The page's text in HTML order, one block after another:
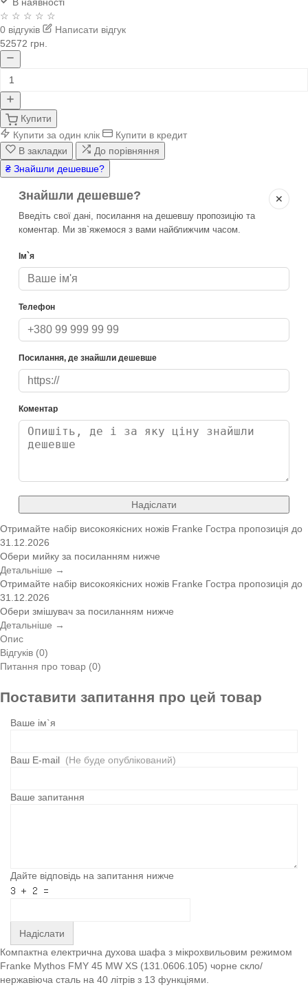
В наявності
☆ ☆ ☆ ☆ ☆
0 відгуків
Написати відгук
52572 грн.
Купити
Купити за один клік
Купити в кредит
В закладки
До порівняння
₴ Знайшли дешевше?
✕
Знайшли дешевше?
Введіть свої дані, посилання на дешевшу пропозицію та
коментар. Ми зв`яжемося з вами найближчим часом.
Ім`я
Телефон
Посилання, де знайшли дешевше
Коментар
Надіслати
Отримайте набір високоякісних ножів Franke Гостра пропозиція до
31.12.2026
Обери мийку за посиланням нижче
Детальніше →
Отримайте набір високоякісних ножів Franke Гостра пропозиція до
31.12.2026
Обери змішувач за посиланням нижче
Детальніше →
Опис
Відгуків (0)
Питання про товар (0)
Поставити запитання про цей товар
Ваше ім`я
Ваш E-mail (Не буде опублікований)
Ваше запитання
Дайте відповідь на запитання нижче
Надіслати
Компактна електрична духова шафа з мікрохвильовим режимом
Franke Mythos FMY 45 MW XS (131.0606.105) чорне скло/
нержавіюча сталь на 40 літрів з 13 функціями.